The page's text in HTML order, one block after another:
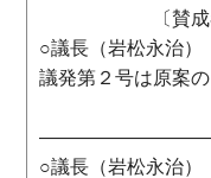
〔賛成者
○議長（岩松永治
議発第２号は原案
○議長（岩松永治